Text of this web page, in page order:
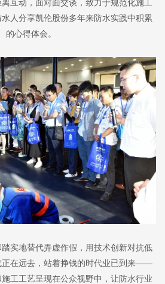
互动，面对面交谈，致力于规范化施工
人分享凯伦股份多年来防水实践中积累
的心得体会。
实地替代弄虚作假，用技术创新对抗低
正在远去，站着挣钱的时代业已到来——
工工艺呈现在公众视野中，让防水行业